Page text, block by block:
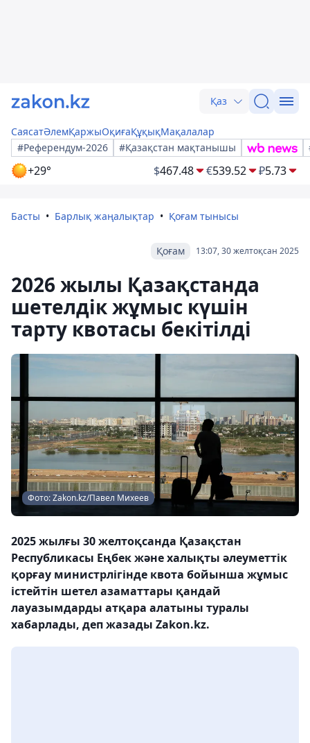
Қаз
СаясатӘлемҚаржыОқиғаҚұқықМақалалар
#Референдум-2026
#Қазақстан мақтанышы
+29° $467.48 €539.52 ₽5.73
Басты Барлық жаңалықтар Қоғам тынысы
13:07, 30 желтоқсан 2025
Қоғам
2026 жылы Қазақстанда
шетелдік жұмыс күшін
тарту квотасы бекітілді
Фото: Zakon.kz/Павел Михеев
2025 жылғы 30 желтоқсанда Қазақстан
Республикасы Еңбек және халықты әлеуметтік
қорғау министрлігінде квота бойынша жұмыс
істейтін шетел азаматтары қандай
лауазымдарды атқара алатыны туралы
хабарлады, деп жазады Zakon.kz.